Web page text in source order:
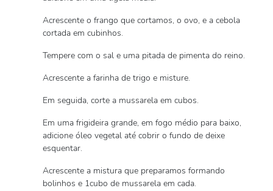
Acrescente o frango que cortamos, o ovo, e a cebola
cortada em cubinhos.
Tempere com o sal e uma pitada de pimenta do reino.
Acrescente a farinha de trigo e misture.
Em seguida, corte a mussarela em cubos.
Em uma frigideira grande, em fogo médio para baixo,
adicione óleo vegetal até cobrir o fundo de deixe
esquentar.
Acrescente a mistura que preparamos formando
bolinhos e 1cubo de mussarela em cada.